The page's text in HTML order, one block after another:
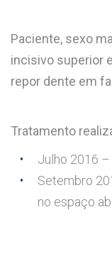
Paciente, sexo
incisivo superior
repor dente em
Tratamento
Julho 2016
Setembro
no espaço